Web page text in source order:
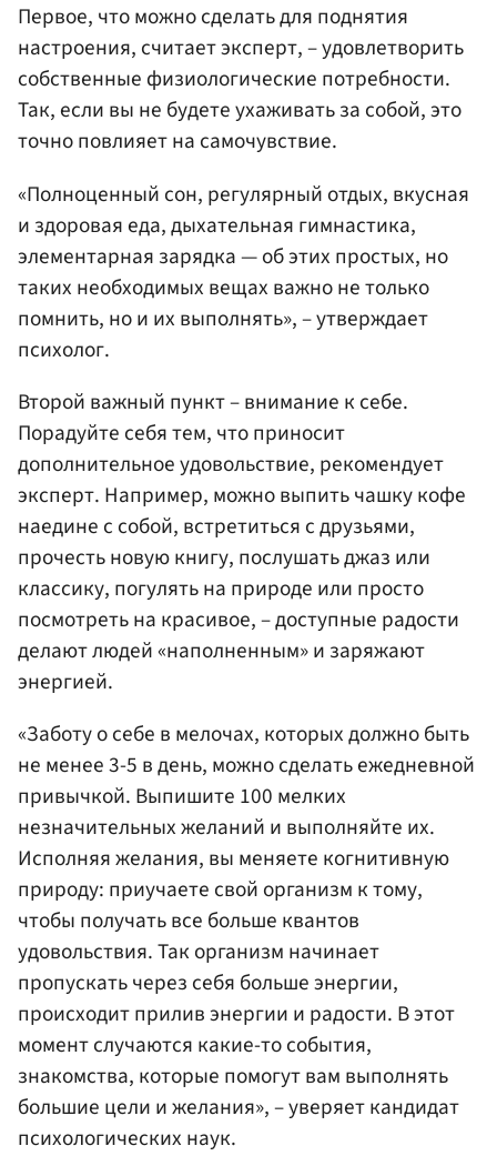
Первое, что можно сделать для поднятия
настроения, считает эксперт, – удовлетворить
собственные физиологические потребности.
Так, если вы не будете ухаживать за собой, это
точно повлияет на самочувствие.
«Полноценный сон, регулярный отдых, вкусная
и здоровая еда, дыхательная гимнастика,
элементарная зарядка — об этих простых, но
таких необходимых вещах важно не только
помнить, но и их выполнять», – утверждает
психолог.
Второй важный пункт – внимание к себе.
Порадуйте себя тем, что приносит
дополнительное удовольствие, рекомендует
эксперт. Например, можно выпить чашку кофе
наедине с собой, встретиться с друзьями,
прочесть новую книгу, послушать джаз или
классику, погулять на природе или просто
посмотреть на красивое, – доступные радости
делают людей «наполненным» и заряжают
энергией.
«Заботу о себе в мелочах, которых должно быть
не менее 3-5 в день, можно сделать ежедневной
привычкой. Выпишите 100 мелких
незначительных желаний и выполняйте их.
Исполняя желания, вы меняете когнитивную
природу: приучаете свой организм к тому,
чтобы получать все больше квантов
удовольствия. Так организм начинает
пропускать через себя больше энергии,
происходит прилив энергии и радости. В этот
момент случаются какие-то события,
знакомства, которые помогут вам выполнять
большие цели и желания», – уверяет кандидат
психологических наук.